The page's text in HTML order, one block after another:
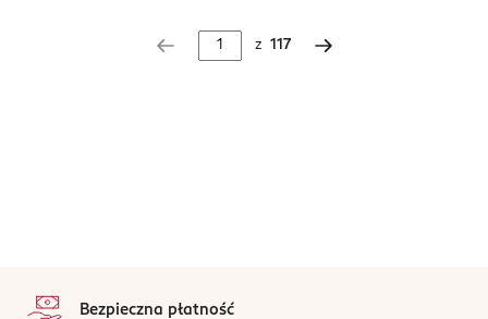
z 117
Bezpieczna płatność